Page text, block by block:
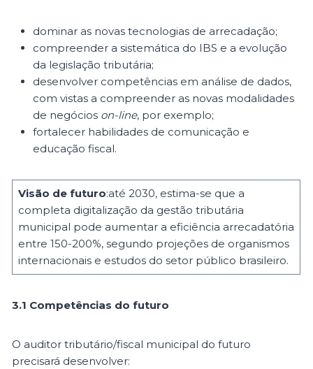
dominar as novas tecnologias de arrecadação;
compreender a sistemática do IBS e a evolução
da legislação tributária;
desenvolver competências em análise de dados,
com vistas a compreender as novas modalidades
de negócios on-line, por exemplo;
fortalecer habilidades de comunicação e
educação fiscal.
Visão de futuro:até 2030, estima-se que a
completa digitalização da gestão tributária
municipal pode aumentar a eficiência arrecadatória
entre 150-200%, segundo projeções de organismos
internacionais e estudos do setor público brasileiro.
3.1 Competências do futuro
O auditor tributário/fiscal municipal do futuro
precisará desenvolver: